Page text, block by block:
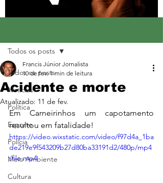
Todos os posts
Notícias
Política
Esporte
Polícia
Meio Ambiente
Cultura
Todos os posts
Acidente e morte
Francis Júnior Jornalista
10 de fev. 1 min de leitura
Atualizado: 11 de fev.
Em Carneirinhos um capotamento
resultou em fatalidade!
https://video.wixstatic.com/video/f97d4a_1ba
de219e9f543209b27d80ba33191d2/480p/mp4
/file.mp4